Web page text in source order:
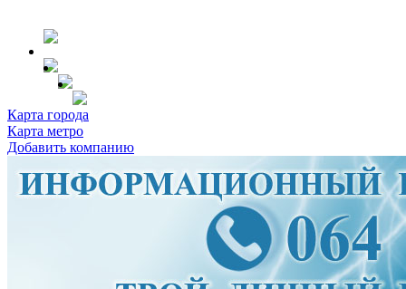
Карта города
Карта метро
Добавить компанию